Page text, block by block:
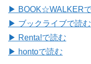
▶ BOOK☆WALKERで
▶ ブックライブで読む
▶ Renta!で読む
▶ hontoで読む